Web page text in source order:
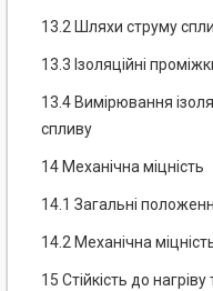
13.2 Шляхи струму
13.3 Ізоляційні
13.4 Вимірювання
спливу
14 Механічна міцність
14.1 Загальні
14.2 Механічна
15 Стійкість до